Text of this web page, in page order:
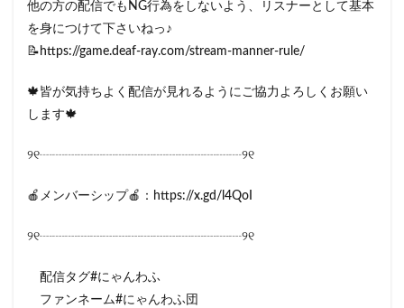
他の方の配信でもNG行為をしないよう、リスナーとして基本
を身につけて下さいねっ♪
📝https://game.deaf-ray.com/stream-manner-rule/
🍁皆が気持ちよく配信が見れるようにご協力よろしくお願い
します🍁
୨୧┈┈┈┈┈┈┈┈┈┈┈┈┈┈┈┈୨୧
🍎メンバーシップ🍎：https://x.gd/l4QoI
୨୧┈┈┈┈┈┈┈┈┈┈┈┈┈┈┈┈୨୧
配信タグ#にゃんわふ
ファンネーム#にゃんわふ団